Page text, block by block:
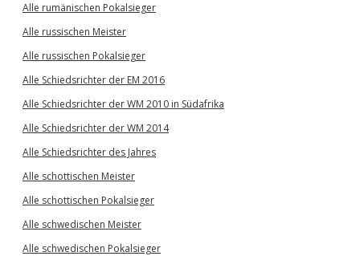
Alle rumänischen Pokalsieger
Alle russischen Meister
Alle russischen Pokalsieger
Alle Schiedsrichter der EM 2016
Alle Schiedsrichter der WM 2010 in Südafrika
Alle Schiedsrichter der WM 2014
Alle Schiedsrichter des Jahres
Alle schottischen Meister
Alle schottischen Pokalsieger
Alle schwedischen Meister
Alle schwedischen Pokalsieger